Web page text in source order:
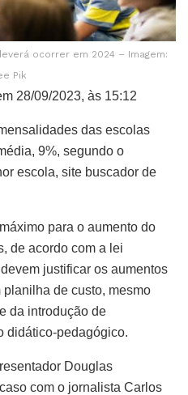
ocorrer em 2024 – Imagem:
Pik
28/09/2023, às 15:12
das escolas
9%, segundo o
escola, site buscador de
para o aumento do
de acordo com a lei
justificar os aumentos
de custo, mesmo
da introdução de
didático-pedagógico.
Douglas
com o jornalista Carlos